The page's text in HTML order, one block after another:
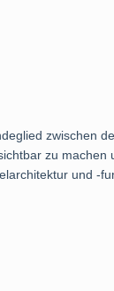
zwischen
zu machen
und -